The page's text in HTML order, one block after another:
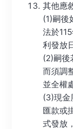
其他應
(1)嗣後
法於
利發放
(2)嗣後
而須調
並全權
(3)現金
匯款或
式發放